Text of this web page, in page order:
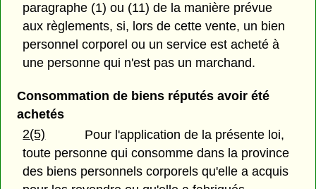
paragraphe (1) ou (11) de la manière prévue
aux règlements, si, lors de cette vente, un bien
personnel corporel ou un service est acheté à
une personne qui n'est pas un marchand.
Consommation de biens réputés avoir été
achetés
2(5)
Pour l'application de la présente loi,
toute personne qui consomme dans la province
des biens personnels corporels qu'elle a acquis